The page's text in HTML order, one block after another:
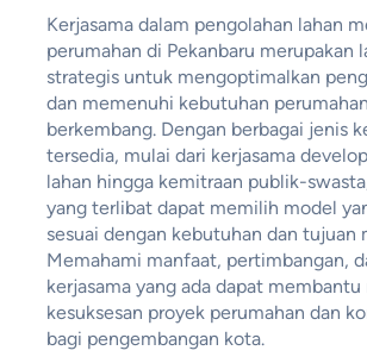
Kerjasama dalam pengolahan lahan
perumahan di Pekanbaru merupakan
strategis untuk mengoptimalkan
dan memenuhi kebutuhan
berkembang. Dengan berbagai jenis
tersedia, mulai dari kerjasama
lahan hingga kemitraan publik-
yang terlibat dapat memilih model
sesuai dengan kebutuhan dan tujuan
Memahami manfaat, pertimbangan,
kerjasama yang ada dapat
kesuksesan proyek perumahan dan
bagi pengembangan kota.